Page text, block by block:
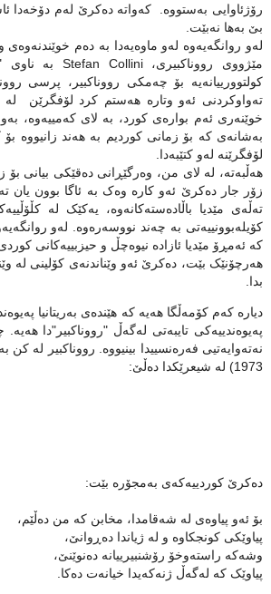
رۆژئاوایی به‌ستووه‌. که‌واته‌ ده‌کرێ‌ له‌م دۆخه‌دا‌
بێ به‌ها نه‌بێت.
له‌و روانگه‌یه‌وه‌ له‌و ماوه‌یه‌دا به‌ ده‌م
کولتوورییانه‌یه‌ بۆ چه‌مکی رووناکبیر، پرسی
ته‌واوکردنی ئه‌و وتاره‌‌ هه‌ستم کرد لۆفگرێن له‌
خوێنه‌ری ئه‌م بواره‌ی کورد‌، به‌ لای که‌مییه‌وه‌،
به‌شانه‌ی که‌ بۆ زمانی کوردیم به‌ هه‌ند زانیووه‌
لۆفگرێنه‌ له‌و کتێبه‌دا.
هه‌ڵبه‌ته‌، له‌ لای من، وه‌رگێڕانی ده‌قێکی بیانی
زۆر جار ده‌کرێ ئه‌و کاره‌ وه‌ک به‌ ئاگا بوون یان
ته‌ڵه‌ی مێدیا باڵاده‌سته‌کانه‌وه‌، یه‌کێک له‌
کۆیله‌بوونییه‌تی به‌ چه‌ند نووسه‌ر‌ه‌وه‌. له‌و
که ئه‌مڕۆ‌ مێدیا ئازاده‌ نیوه‌چڵ و حیزبییه‌کانی
هه‌رچۆنێک بێت، ده‌کرێ ئه‌و وێناندنه‌ی کۆلینی له‌
بدا.
دیاره‌ که‌م کۆمه‌ڵگا هه‌یه‌ که‌ هێنده‌ی به‌ریتانیا
په‌یوه‌ندییه‌کی تایبه‌تی له‌گه‌ڵ "رووناکبیر"دا
1973) له‌ شیعرێکدا ده‌ڵێ:
ده‌کرێ کوردییه‌که‌ی به‌مجۆره‌ بێت:
بۆ ئه‌و پیاوه‌ی له‌ شه‌قامدا، مخابن که‌ من ده‌ڵێم،
پیاوێکی کونجکاوه‌ و له‌ ژیاندا ده‌ڕوانێ،
وشه‌که‌ راسته‌وخۆ رۆشنبیرییانه‌ ده‌نوێنێ،
پیاوێک که‌ له‌گه‌ڵ ژنه‌که‌یدا خیانه‌ت ده‌کا.